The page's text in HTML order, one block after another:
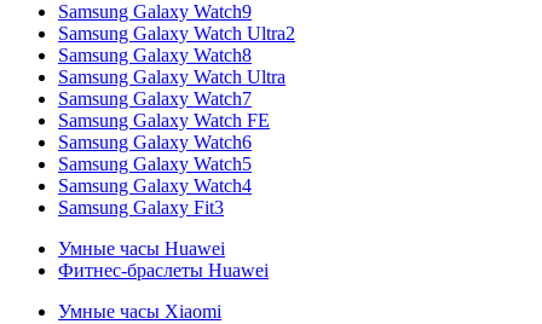
Samsung Galaxy Watch9
Samsung Galaxy Watch Ultra2
Samsung Galaxy Watch8
Samsung Galaxy Watch Ultra
Samsung Galaxy Watch7
Samsung Galaxy Watch FE
Samsung Galaxy Watch6
Samsung Galaxy Watch5
Samsung Galaxy Watch4
Samsung Galaxy Fit3
Умные часы Huawei
Фитнес-браслеты Huawei
Умные часы Xiaomi